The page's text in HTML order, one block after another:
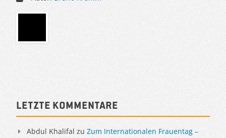
Sidebar
Letzte Kommentare
Abdul Khalifal zu Zum Internationalen Frauentag –